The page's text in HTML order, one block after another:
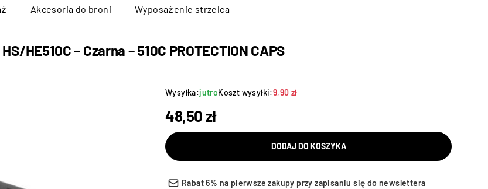
Akcesoria do broni Wyposażenie strzelca
HE510C – Czarna – 510C PROTECTION CAPS
Wysyłka:jutroKoszt wysyłki:9,90 zł
48,50zł
DODAJ DO KOSZYKA
Rabat 6% na pierwsze zakupy przy zapisaniu się do newslettera